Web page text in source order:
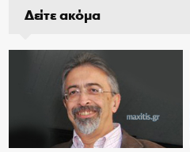
Δείτε ακόμα